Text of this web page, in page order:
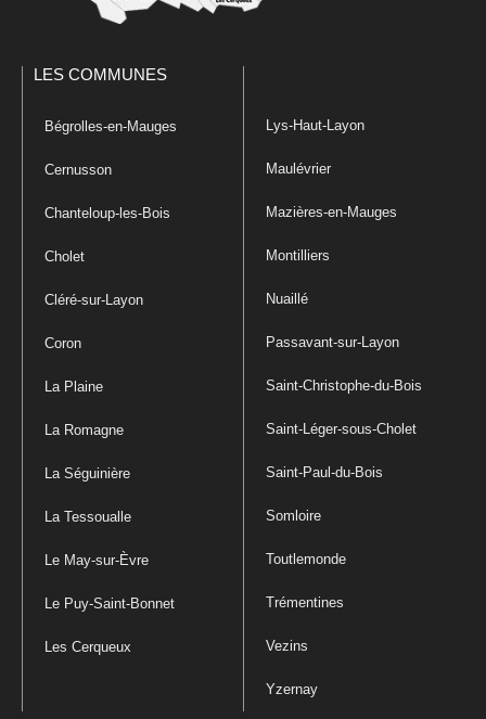
LES COMMUNES
Bégrolles-en-Mauges
Cernusson
Chanteloup-les-Bois
Cholet
Cléré-sur-Layon
Coron
La Plaine
La Romagne
La Séguinière
La Tessoualle
Le May-sur-Èvre
Le Puy-Saint-Bonnet
Les Cerqueux
Lys-Haut-Layon
Maulévrier
Mazières-en-Mauges
Montilliers
Nuaillé
Passavant-sur-Layon
Saint-Christophe-du-Bois
Saint-Léger-sous-Cholet
Saint-Paul-du-Bois
Somloire
Toutlemonde
Trémentines
Vezins
Yzernay